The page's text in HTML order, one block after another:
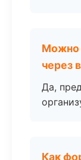
Можно
через
Да,
Как